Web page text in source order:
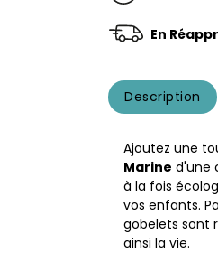
En
Description
Ajoutez une
Marine d'une
à la fois
vos enfants.
gobelets sont
ainsi la vie.